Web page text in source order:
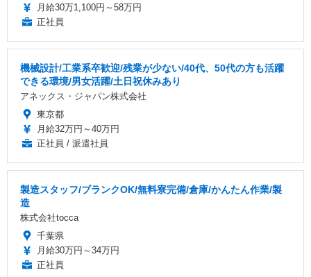
月給30万1,100円～58万円
正社員
機械設計/工業系卒歓迎/残業が少ない/40代、50代の方も活躍
できる環境/男女活躍/土日祝休みあり
アネックス・ジャパン株式会社
東京都
月給32万円～40万円
正社員 / 派遣社員
製造スタッフ/ブランクOK/無料寮完備/倉庫/かんたん作業/製
造
株式会社tocca
千葉県
月給30万円～34万円
正社員